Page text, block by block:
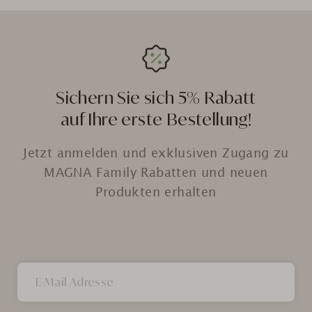
Sichern Sie sich 5% Rabatt
auf Ihre erste Bestellung!
Jetzt anmelden und exklusiven Zugang zu
MAGNA Family Rabatten und neuen
Produkten erhalten